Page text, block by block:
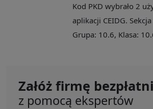
Kod PKD wybrało 2
aplikacji CEIDG. Sekcja
Grupa: 10.6, Klasa:
Załóż firmę
z pomocą ekspertów